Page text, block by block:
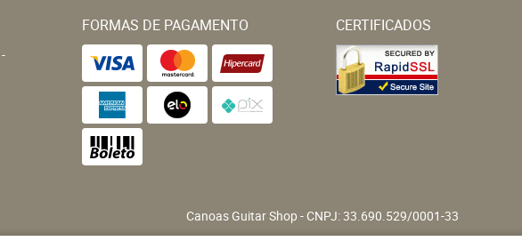
-
FORMAS DE PAGAMENTO CERTIFICADOS
Canoas Guitar Shop CNPJ: 33.690.529/0001-33